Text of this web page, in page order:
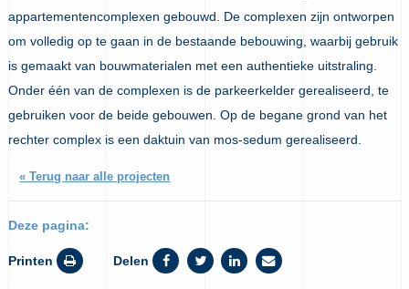
appartementencomplexen gebouwd. De complexen zijn ontworpen
om volledig op te gaan in de bestaande bebouwing, waarbij gebruik
is gemaakt van bouwmaterialen met een authentieke uitstraling.
Onder één van de complexen is de parkeerkelder gerealiseerd, te
gebruiken voor de beide gebouwen. Op de begane grond van het
rechter complex is een daktuin van mos-sedum gerealiseerd.
« Terug naar alle projecten
Deze pagina:
Printen Delen